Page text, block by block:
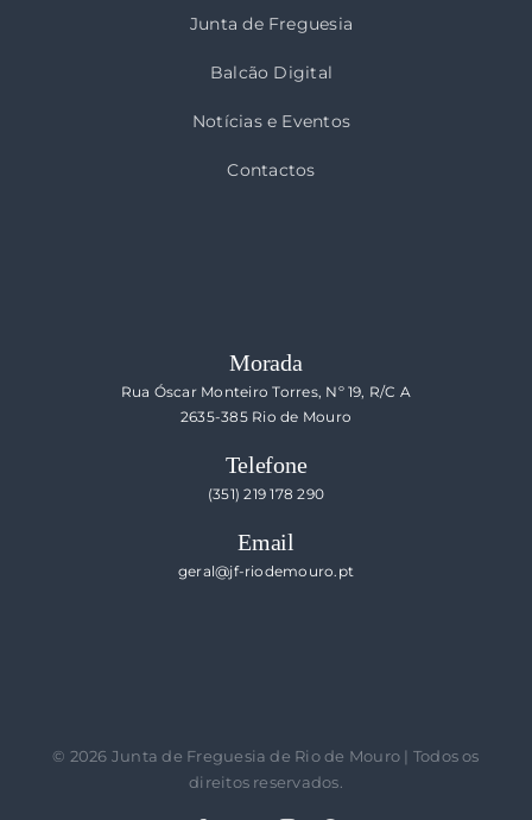
Junta de Freguesia
Balcão Digital
Notícias e Eventos
Contactos
Morada
Rua Óscar Monteiro Torres, Nº 19, R/C A
2635-385 Rio de Mouro
Telefone
(351) 219 178 290
Email
geral@jf-riodemouro.pt
© 2026 Junta de Freguesia de Rio de Mouro | Todos os
direitos reservados.